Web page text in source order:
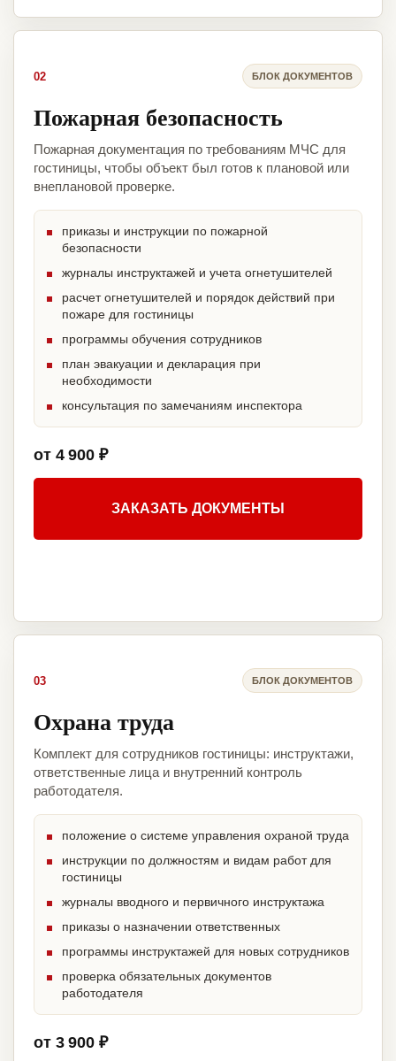
02 БЛОК ДОКУМЕНТОВ
Пожарная безопасность
Пожарная документация по требованиям МЧС для
гостиницы, чтобы объект был готов к плановой или
внеплановой проверке.
приказы и инструкции по пожарной
безопасности
журналы инструктажей и учета огнетушителей
расчет огнетушителей и порядок действий при
пожаре для гостиницы
программы обучения сотрудников
план эвакуации и декларация при
необходимости
консультация по замечаниям инспектора
от 4 900 ₽
ЗАКАЗАТЬ ДОКУМЕНТЫ
03 БЛОК ДОКУМЕНТОВ
Охрана труда
Комплект для сотрудников гостиницы: инструктажи,
ответственные лица и внутренний контроль
работодателя.
положение о системе управления охраной труда
инструкции по должностям и видам работ для
гостиницы
журналы вводного и первичного инструктажа
приказы о назначении ответственных
программы инструктажей для новых сотрудников
проверка обязательных документов
работодателя
от 3 900 ₽